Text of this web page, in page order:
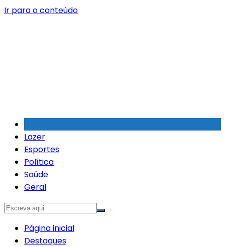
Ir para o conteúdo
Lazer
Esportes
Política
Saúde
Geral
Página inicial
Destaques